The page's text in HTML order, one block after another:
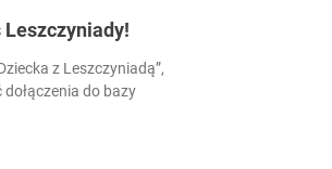
z Leszczyniadą”,
do bazy